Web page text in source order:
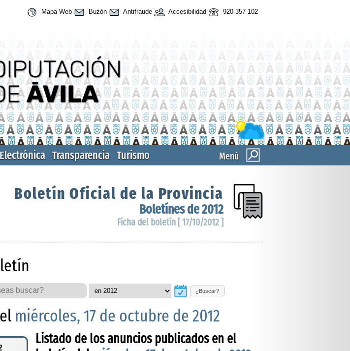
Mapa Web Buzón Antifraude Accesibilidad 920 357 102
Menú
Transparencia Turismo
Boletín Oficial de la Provincia
Boletínes de 2012
Ficha del boletín [ 17/10/2012 ]
¿Buscar?
miércoles, 17 de octubre de 2012
Listado de los anuncios publicados en el